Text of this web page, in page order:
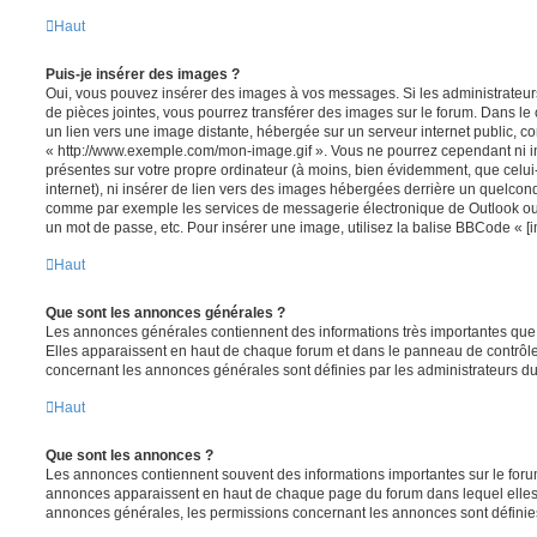
Haut
Puis-je insérer des images ?
Oui, vous pouvez insérer des images à vos messages. Si les
de pièces jointes, vous pourrez transférer des images sur le forum. Dans
un lien vers une image distante, hébergée sur un serveur internet public,
« http://www.exemple.com/mon-image.gif ». Vous ne pourrez cependant ni
présentes sur votre propre ordinateur (à moins, bien évidemment, que
internet), ni insérer de lien vers des images hébergées derrière un
comme par exemple les services de messagerie électronique de Outlook
un mot de passe, etc. Pour insérer une image, utilisez la balise BBCode «
Haut
Que sont les annonces générales ?
Les annonces générales contiennent des informations très importantes
Elles apparaissent en haut de chaque forum et dans le panneau de
concernant les annonces générales sont définies par les administrateurs
Haut
Que sont les annonces ?
Les annonces contiennent souvent des informations importantes sur le
annonces apparaissent en haut de chaque page du forum dans lequel
annonces générales, les permissions concernant les annonces sont